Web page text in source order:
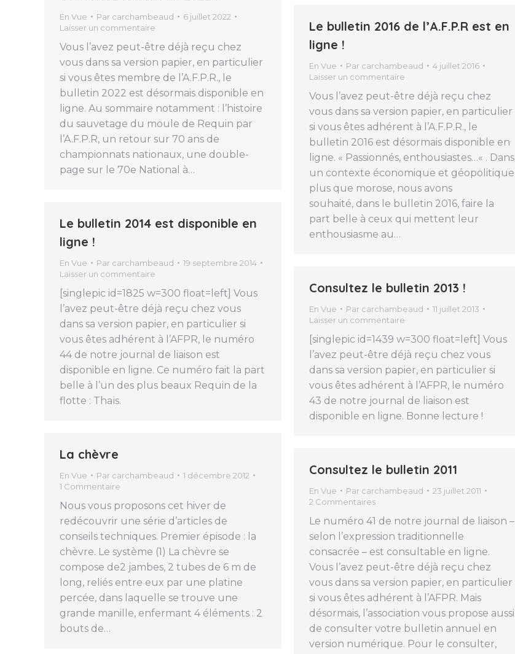
En Vue Par carchambeaud
6 juillet 2022
Laisser un commentaire
Vous l’avez peut-être déjà reçu chez
vous dans sa version papier, en particulier
si vous êtes membre de l’A.F.P.R., le
bulletin 2022 est désormais disponible en
ligne. Au sommaire notamment : l’histoire
du sauvetage du moule de Requin par
l’A.F.P.R, un retour sur 70 ans de
championnats nationaux, une double-
page sur le 70e National à…
Le bulletin 2016 de l’A.F.P.R est en
ligne !
En Vue Par carchambeaud
4 juillet 2016
Laisser un commentaire
Vous l’avez peut-être déjà reçu chez
vous dans sa version papier, en particulier
si vous êtes adhérent à l’A.F.P.R., le
bulletin 2016 est désormais disponible en
ligne. « Passionnés, enthousiastes…« . Dans
un contexte économique et géopolitique
plus que morose, nous avons
souhaité, dans le bulletin 2016, faire la
part belle à ceux qui mettent leur
enthousiasme au…
Le bulletin 2014 est disponible en
ligne !
En Vue Par carchambeaud
19 septembre 2014
Laisser un commentaire
[singlepic id=1825 w=300 float=left] Vous
l’avez peut-être déjà reçu chez vous
dans sa version papier, en particulier si
vous êtes adhérent à l’AFPR, le numéro
44 de notre journal de liaison est
disponible en ligne. Ce numéro fait la part
belle à l’un des plus beaux Requin de la
flotte : Thaïs.
Consultez le bulletin 2013 !
En Vue Par carchambeaud
11 juillet 2013
Laisser un commentaire
[singlepic id=1439 w=300 float=left] Vous
l’avez peut-être déjà reçu chez vous
dans sa version papier, en particulier si
vous êtes adhérent à l’AFPR, le numéro
43 de notre journal de liaison est
disponible en ligne. Bonne lecture !
La chèvre
En Vue Par carchambeaud
1 décembre 2012
1 Commentaire
Nous vous proposons cet hiver de
redécouvrir une série d’articles de
conseils techniques. Premier épisode : la
chèvre. Le système (1) La chèvre se
compose de2 jambes, 2 tubes de 6 m de
long, reliés entre eux par une platine
percée, dans laquelle se trouve une
grande manille, enfermant 4 éléments : 2
bouts de…
Consultez le bulletin 2011
En Vue Par carchambeaud
23 juillet 2011
2 Commentaires
Le numéro 41 de notre journal de liaison –
selon l’expression traditionnelle
consacrée – est consultable en ligne.
Vous l’avez peut-être déjà reçu chez
vous dans sa version papier, en particulier
si vous êtes adhérent à l’AFPR. Mais
désormais, l’association vous propose aussi
de consulter votre bulletin annuel en
version numérique. Pour le consulter,